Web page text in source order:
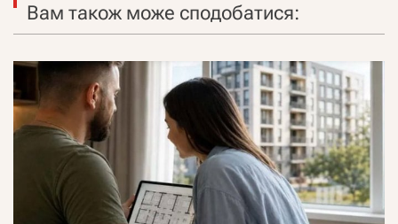
Вам також може сподобатися: